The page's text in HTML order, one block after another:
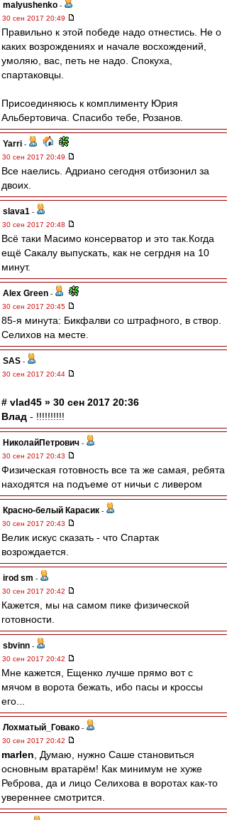
malyushenko -
30 сен 2017 20:49
Правильно к этой победе надо отнестись. Не о
каких возрождениях и начале восхождений,
умоляю, вас, петь не надо. Спокуха,
спартаковцы.
Присоединяюсь к комплименту Юрия
Альбертовича. Спасибо тебе, Розанов.
Yarri -
30 сен 2017 20:49
Все наелись. Адриано сегодня отбизонил за
двоих.
slava1 -
30 сен 2017 20:48
Всё таки Масимо консерватор и это так.Когда
ещё Сакалу выпускать, как не сегрдня на 10
минут.
Alex Green -
30 сен 2017 20:45
85-я минута: Бикфалви со штрафного, в створ.
Селихов на месте.
SAS -
30 сен 2017 20:44
# vlad45 » 30 сен 2017 20:36
Влад - !!!!!!!!!!
НиколайПетрович -
30 сен 2017 20:43
Физическая готовность все та же самая, ребята
находятся на подъеме от ничьи с ливером
Красно-белый Карасик -
30 сен 2017 20:43
Велик искус сказать - что Спартак
возрождается.
irod sm -
30 сен 2017 20:42
Кажется, мы на самом пике физической
готовности.
sbvinn -
30 сен 2017 20:42
Мне кажется, Ещенко лучше прямо вот с
мячом в ворота бежать, ибо пасы и кроссы
его...
Лохматый_Говако -
30 сен 2017 20:42
marlen , Думаю, нужно Саше становиться
основным вратарём! Как минимум не хуже
Реброва, да и лицо Селихова в воротах как-то
увереннее смотрится.